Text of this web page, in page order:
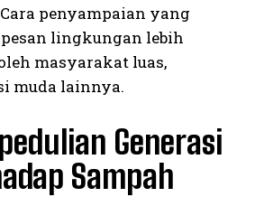
penyampaian yang
lingkungan lebih
masyarakat luas,
muda lainnya.
Generasi
Sampah